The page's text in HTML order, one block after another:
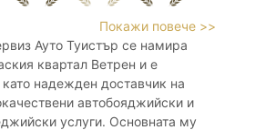
Покажи повече >>
Ауто Туистър се намира
квартал Ветрен и е
като надежден доставчик на
автобояджийски и
услуги. Основната му